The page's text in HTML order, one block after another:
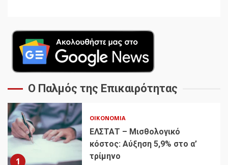
Ο Παλμός της Επικαιρότητας
1
ΟΙΚΟΝΟΜΊΑ
ΕΛΣΤΑΤ – Μισθολογικό
κόστος: Αύξηση 5,9% στο α’
τρίμηνο